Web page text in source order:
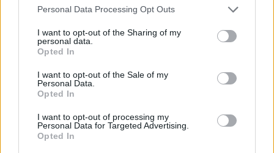
Personal Data Processing Opt Outs
I want to opt-out of the Sharing of my
personal data.
Opted In
I want to opt-out of the Sale of my
Personal Data.
Opted In
I want to opt-out of processing my
Personal Data for Targeted Advertising.
Opted In
Μάκης Μηλάτος